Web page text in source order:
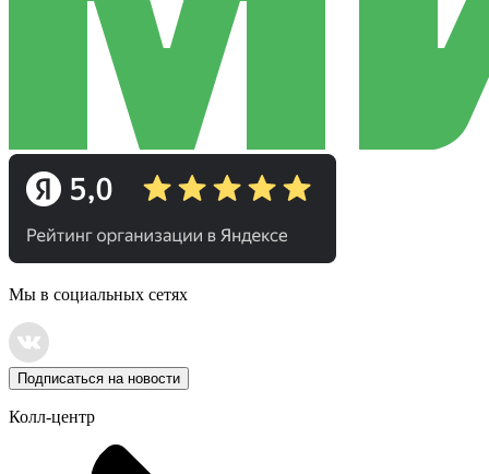
Мы в социальных сетях
Подписаться на новости
Колл-центр